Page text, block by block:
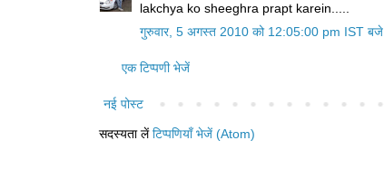
lakchya ko sheeghra prapt karein.....
गुरुवार, 5 अगस्त 2010 को 12:05:00 pm IST बजे
एक टिप्पणी भेजें
नई पोस्ट
सदस्यता लेंटिप्पणियाँ भेजें (Atom)